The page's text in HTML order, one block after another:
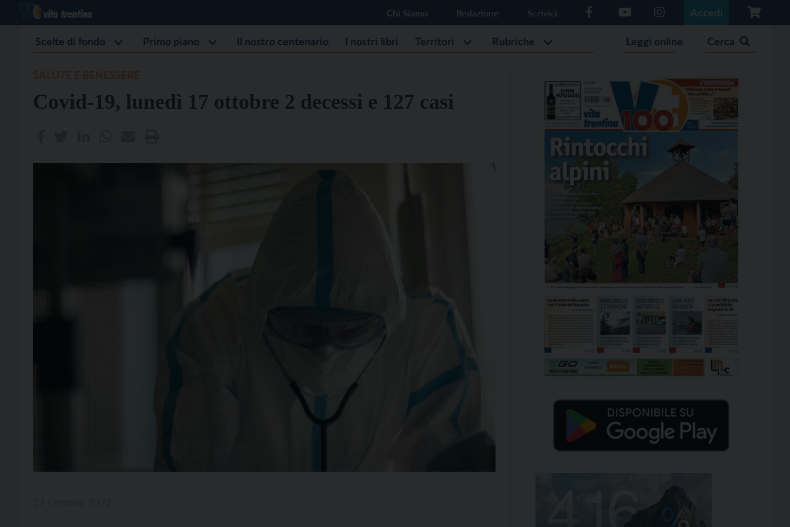
Chi Siamo Redazione Scrivici Accedi
Scelte di fondo Primo piano Il nostro centenario I nostri libri Territori Rubriche Leggi online Cerca
Covid-19, lunedì 17 ottobre 2 decessi e 127 casi